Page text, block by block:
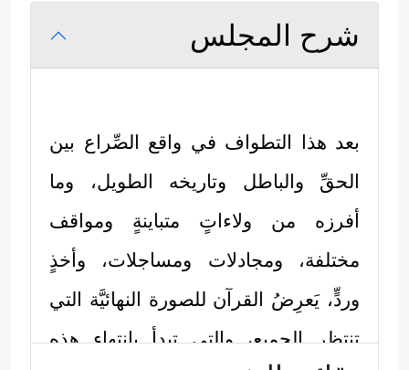
شرح المجلس
بعد هذا التطواف في واقع الصِّراع بين
الحقِّ والباطل وتاريخه الطويل، وما
أفرزه من ولاءاتٍ متباينةٍ ومواقف
مختلفة، ومجادلات ومساجلات، وأخذٍ
وردٍّ، يَعرِضُ القرآن للصورة النهائيَّة التي
تنتظر الجميع، والتي تبدأ بانتهاء هذه